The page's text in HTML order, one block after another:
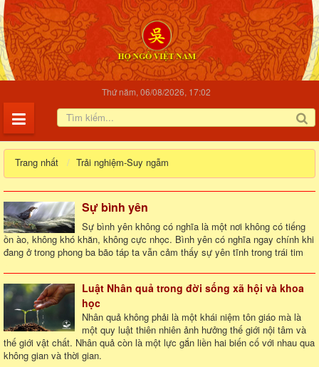
Thứ năm, 06/08/2026, 17:02
Trang nhất Trải nghiệm-Suy ngẫm
Sự bình yên
Sự bình yên không có nghĩa là một nơi không có tiếng
ồn ào, không khó khăn, không cực nhọc. Bình yên có nghĩa ngay chính khi
đang ở trong phong ba bão táp ta vẫn cảm thấy sự yên tĩnh trong trái tim
Luật Nhân quả trong đời sống xã hội và khoa
học
Nhân quả không phải là một khái niệm tôn giáo mà là
một quy luật thiên nhiên ảnh hưởng thế giới nội tâm và
thế giới vật chất. Nhân quả còn là một lực gắn liền hai biến cố với nhau qua
không gian và thời gian.